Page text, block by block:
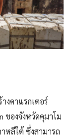
งคาแรกเตอร์
ของจังหวัดคุมาโม
หลีใต้ ซึ่งสามารถ